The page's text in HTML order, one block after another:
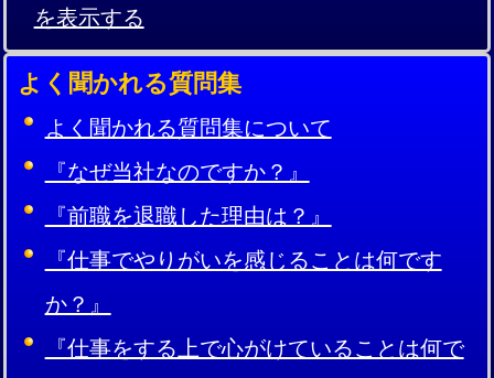
を表示する
よく聞かれる質問集
よく聞かれる質問集について
『なぜ当社なのですか？』
『前職を退職した理由は？』
『仕事でやりがいを感じることは何です
か？』
『仕事をする上で心がけていることは何で